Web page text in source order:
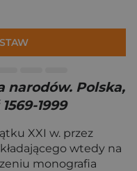
narodów. Polska,
1999
XXI w. przez
wtedy na
monografia